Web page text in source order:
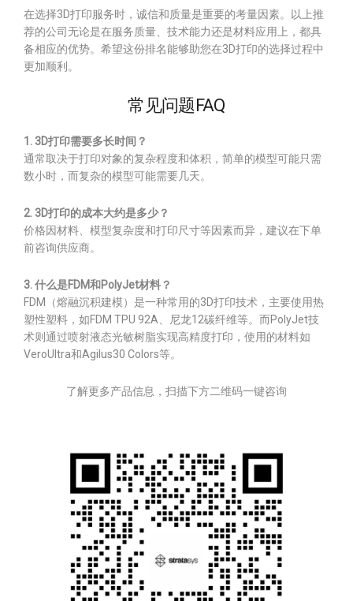
在选择3D打印服务时，诚信和质量是重要的考量因素。以上推
荐的公司无论是在服务质量、技术能力还是材料应用上，都具
备相应的优势。希望这份排名能够助您在3D打印的选择过程中
更加顺利。
常见问题FAQ
1. 3D打印需要多长时间？
通常取决于打印对象的复杂程度和体积，简单的模型可能只需
数小时，而复杂的模型可能需要几天。
2. 3D打印的成本大约是多少？
价格因材料、模型复杂度和打印尺寸等因素而异，建议在下单
前咨询供应商。
3. 什么是FDM和PolyJet材料？
FDM（熔融沉积建模）是一种常用的3D打印技术，主要使用热
塑性塑料，如FDM TPU 92A、尼龙12碳纤维等。而PolyJet技
术则通过喷射液态光敏树脂实现高精度打印，使用的材料如
VeroUltra和Agilus30 Colors等。
了解更多产品信息，扫描下方二维码一键咨询